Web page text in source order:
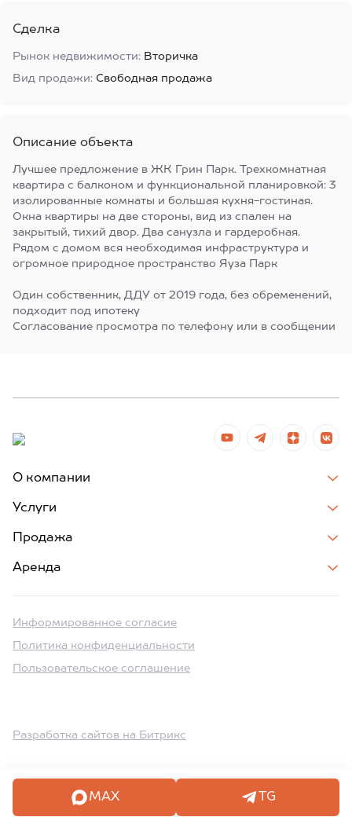
MAX TG
Сделка
Рынок недвижимости: Вторичка
Вид продажи: Свободная продажа
Описание объекта
Лучшее предложение в ЖК Грин Парк. Трехкомнатная
квартира с балконом и функциональной планировкой: 3
изолированные комнаты и большая кухня-гостиная.
Окна квартиры на две стороны, вид из спален на
закрытый, тихий двор. Два санузла и гардеробная.
Рядом с домом вся необходимая инфраструктура и
огромное природное пространство Яуза Парк
Один собственник, ДДУ от 2019 года, без обременений,
подходит под ипотеку
Согласование просмотра по телефону или в сообщении
О компании
Услуги
Продажа
Аренда
Информированное согласие
Политика конфиденциальности
Пользовательское соглашение
Разработка сайтов на Битрикс